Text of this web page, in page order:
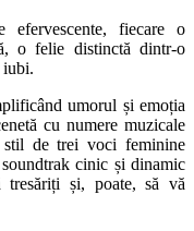
fiecare o
o felie distinctă dintr-o
iubi.
umorul și emoția
cu numere muzicale
stil de trei voci feminine
cinic și dinamic
și, poate, să vă